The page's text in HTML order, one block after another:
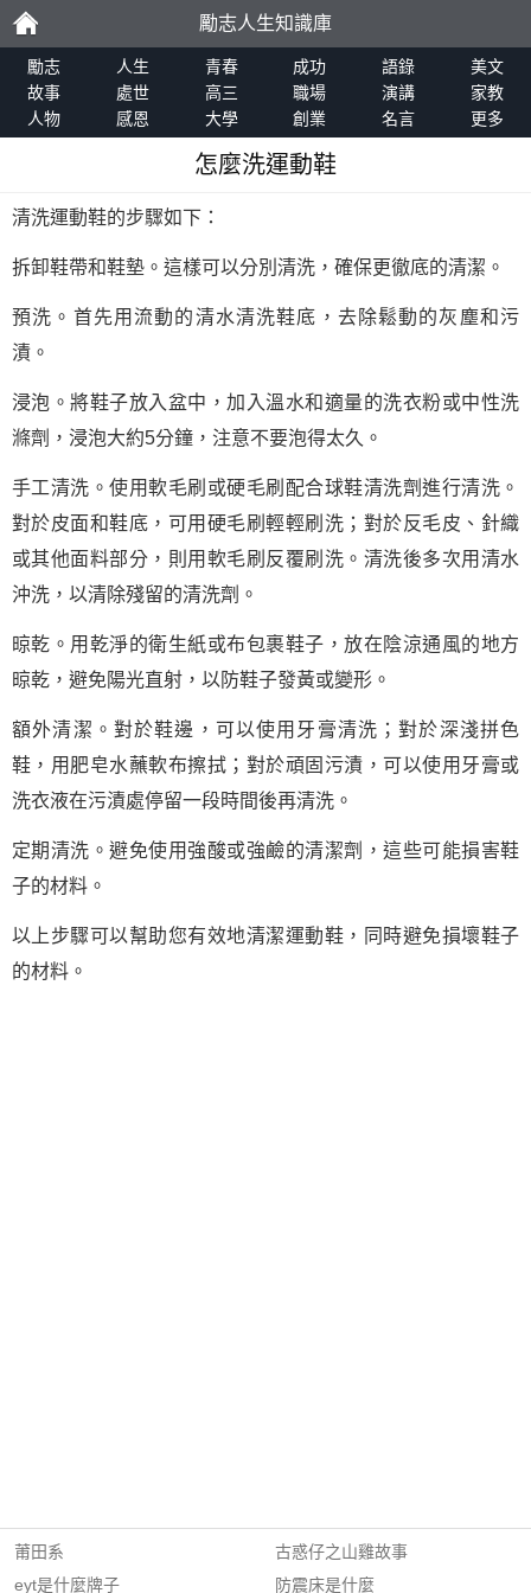
勵
志
勵志人生知識庫
勵志 人生 青春 成功 語錄
美文
故事
處世 高三 職場 演講
家教
人物
感恩 大學 創業 名言 更多
怎麼洗運動鞋
清洗運動鞋的步驟如下：
拆卸鞋帶和鞋墊。這樣可以分別清洗，確保更徹底的清潔。
預洗。首先用流動的清水清洗鞋底，去除鬆動的灰塵和污
漬。
浸泡。將鞋子放入盆中，加入溫水和適量的洗衣粉或中性洗
滌劑，浸泡大約5分鐘，注意不要泡得太久。
手工清洗。使用軟毛刷或硬毛刷配合球鞋清洗劑進行清洗。
對於皮面和鞋底，可用硬毛刷輕輕刷洗；對於反毛皮、針織
或其他面料部分，則用軟毛刷反覆刷洗。清洗後多次用清水
沖洗，以清除殘留的清洗劑。
晾乾。用乾淨的衛生紙或布包裹鞋子，放在陰涼通風的地方
晾乾，避免陽光直射，以防鞋子發黃或變形。
額外清潔。對於鞋邊，可以使用牙膏清洗；對於深淺拼色
鞋，用肥皂水蘸軟布擦拭；對於頑固污漬，可以使用牙膏或
洗衣液在污漬處停留一段時間後再清洗。
定期清洗。避免使用強酸或強鹼的清潔劑，這些可能損害鞋
子的材料。
以上步驟可以幫助您有效地清潔運動鞋，同時避免損壞鞋子
的材料。
莆田系
eyt是什麼牌子
古惑仔之山雞故事
防震床是什麼